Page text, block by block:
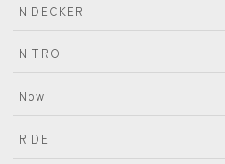
NIDECKER
NITRO
Now
RIDE